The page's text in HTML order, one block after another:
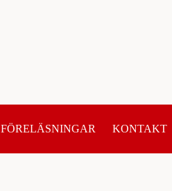
FÖRELÄSNINGAR KONTAKT